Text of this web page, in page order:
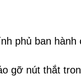
phủ ban
gỡ nút thắt